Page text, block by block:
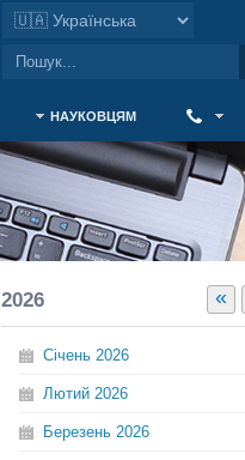
НАУКОВЦЯМ
«
2026
Січень 2026
Лютий 2026
Березень 2026